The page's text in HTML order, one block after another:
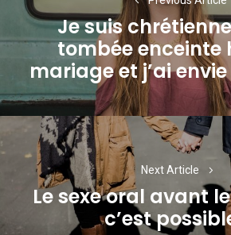
l’article
Previous
post:
Je suis
tombée enceinte
mariage et j’ai
Next Article
Next
post:
Le sexe oral avant
c’est